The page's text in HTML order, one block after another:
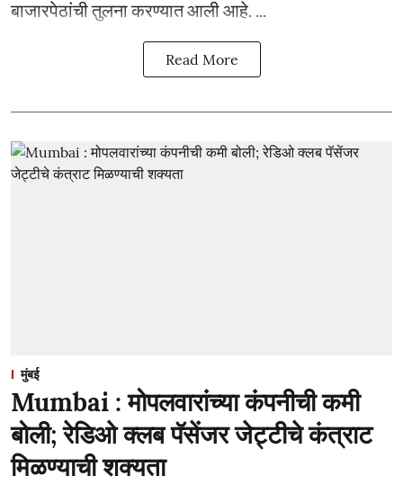
बाजारपेठांची तुलना करण्यात आली आहे. ...
Read More
मुंबई
Mumbai : मोपलवारांच्या कंपनीची कमी
बोली; रेडिओ क्लब पॅसेंजर जेट्टीचे कंत्राट
मिळण्याची शक्यता